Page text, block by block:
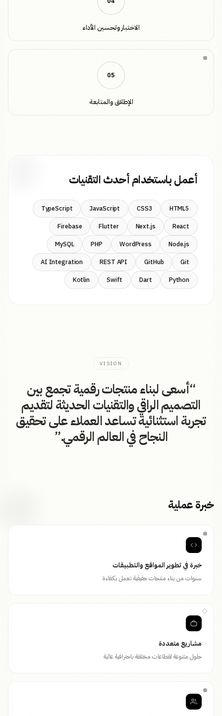
الاختبار وتحسين الأداء
05
الإطلاق والمتابعة
أعمل باستخدام أحدث التقنيات
HTML5
CSS3
JavaScript
TypeScript
React
Next.js
Flutter
Firebase
Node.js
WordPress
PHP
MySQL
Git
GitHub
REST API
AI Integration
Python
Dart
Swift
Kotlin
VISION
“أسعى لبناء منتجات رقمية تجمع بين
التصميم الراقي والتقنيات الحديثة لتقديم
تجربة استثنائية تساعد العملاء على تحقيق
النجاح في العالم الرقمي.”
خبرة عملية
خبرة في تطوير المواقع والتطبيقات
سنوات من بناء منتجات حقيقية تعمل بكفاءة
مشاريع متعددة
حلول متنوعة لقطاعات مختلفة باحترافية عالية